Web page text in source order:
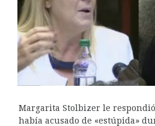
Margarita Stolbizer le
había acusado de «estúpida»